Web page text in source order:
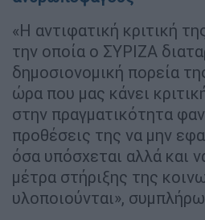
«Η αντιφατική κριτική
την οποία ο ΣΥΡΙΖΑ
δημοσιονομική πορεία
ώρα που μας κάνει
στην πραγματικότητα
προθέσεις της να μην
όσα υπόσχεται αλλά και
μέτρα στήριξης της
υλοποιούνται»,